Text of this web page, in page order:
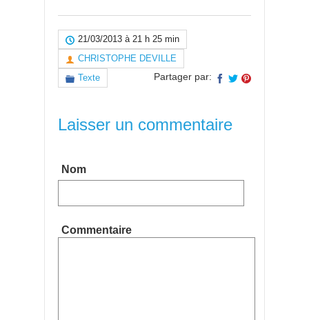
21/03/2013 à 21 h 25 min
CHRISTOPHE DEVILLE
Texte
Partager par:
Laisser un commentaire
Nom
Commentaire